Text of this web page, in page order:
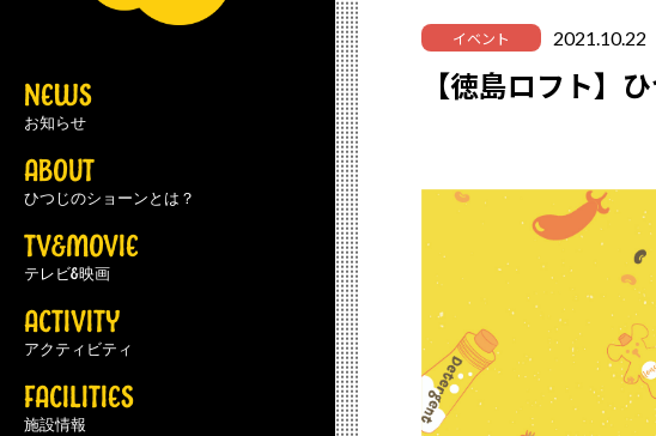
NEWS
お知らせ
ABOUT
ひつじのショーンとは？
TV&MOVIE
テレビ&映画
ACTIVITY
アクティビティ
FACILITIES
施設情報
イベント 2021.10.22
【徳島ロフト】